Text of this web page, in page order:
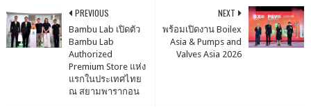
NEXT
พร้อมเปิดงาน Boilex
Asia & Pumps and
Valves Asia 2026
PREVIOUS
Bambu Lab เปิดตัว
Bambu Lab
Authorized
Premium Store แห่ง
แรกในประเทศไทย
ณ สยามพารากอน